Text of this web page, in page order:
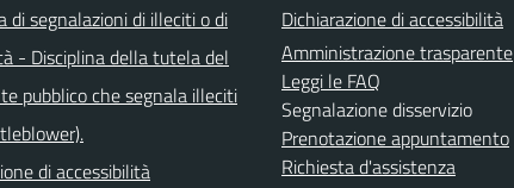
di segnalazioni di illeciti o di
- Disciplina della tutela del
pubblico che segnala illeciti
di accessibilità
Dichiarazione di accessibilità
Amministrazione trasparente
Leggi le FAQ
Segnalazione disservizio
Prenotazione appuntamento
Richiesta d'assistenza